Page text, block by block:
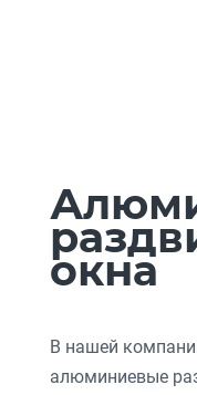
окна
В нашей
алюминиевые